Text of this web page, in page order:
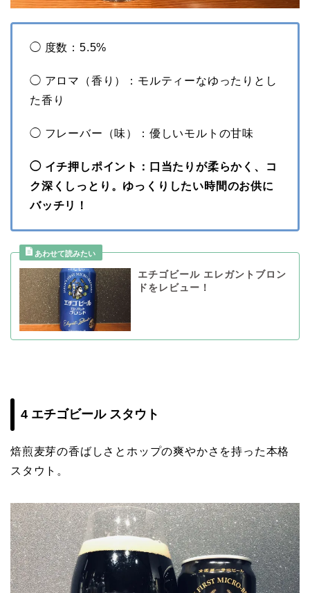
◯ 度数：5.5%
◯ アロマ（香り）：モルティーなゆったりとし
た香り
◯ フレーバー（味）：優しいモルトの甘味
◯ イチ押しポイント：口当たりが柔らかく、コ
ク深くしっとり。ゆっくりしたい時間のお供に
バッチリ！
エチゴビール エレガントブロン
ドをレビュー！
4 エチゴビール スタウト
焙煎麦芽の香ばしさとホップの爽やかさを持った本格
スタウト。